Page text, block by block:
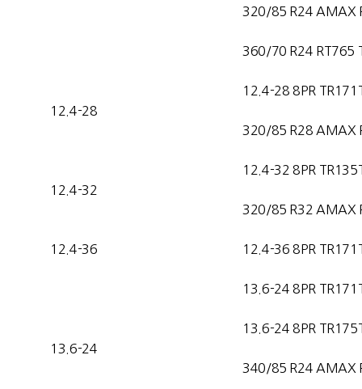
320/85 R24 AMAX
360/70 R24 RT765
12.4-28
12.4-28 8PR
320/85 R28 AMAX
12.4-32
12.4-32 8PR
320/85 R32 AMAX
12.4-36 12.4-36 8PR
13.6-24
13.6-24 8PR
13.6-24 8PR
340/85 R24 AMAX